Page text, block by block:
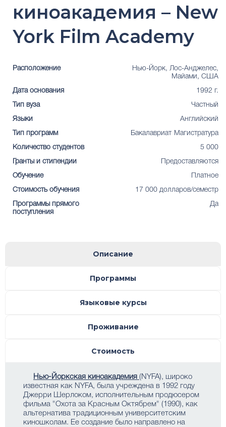
киноакадемия – New
York Film Academy
Расположение
Нью-Йорк, Лос-Анджелес,
Майами, США
Дата основания 1992 г.
Тип вуза Частный
Языки Английский
Тип программ Бакалавриат Магистратура
Количество студентов 5 000
Гранты и стипендии Предоставляются
Обучение Платное
Стоимость обучения 17 000 долларов/семестр
Программы прямого
поступления
Да
Описание
Программы
Языковые курсы
Проживание
Стоимость
Нью-Йоркская киноакадемия (NYFA), широко
известная как NYFA, была учреждена в 1992 году
Джерри Шерлоком, исполнительным продюсером
фильма "Охота за Красным Октябрем" (1990), как
альтернатива традиционным университетским
киношколам. Ее создание было направлено на